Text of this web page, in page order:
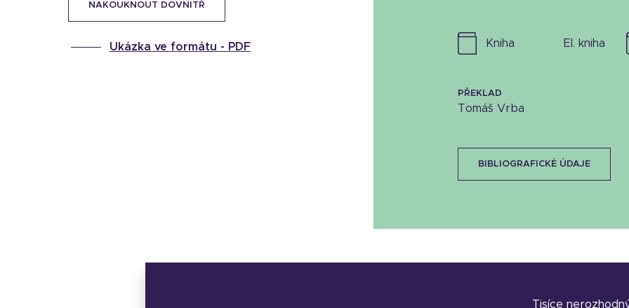
NAKOUKNOUT DOVNITŘ
Ukázka ve formátu - PDF kniha el. kniha
PŘEKLAD
Tomáš Vrba
BIBLIOGRAFICKÉ ÚDAJE
Tisíce